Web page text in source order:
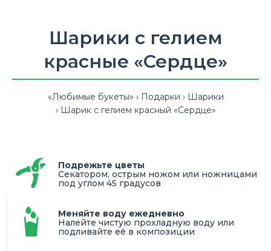
Шарики с гелием
красные «Сердце»
«Любимые букеты» Подарки
Шарики
Шарик с гелием красный «Сердце»
Подрежьте цветы
Секатором, острым ножом или ножницами
под углом 45 градусов
Меняйте воду ежедневно
Налейте чистую прохладную воду или
подливайте её в композиции